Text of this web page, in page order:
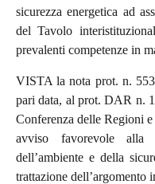
sicurezza energetica ad
del Tavolo
prevalenti competenze in
VISTAla nota prot. n.
pari data, al prot. DAR n.
Conferenza delle Regioni
avviso favorevole alla
dell’ambiente e della
trattazione dell’argomento